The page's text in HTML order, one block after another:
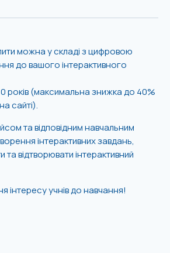
можна у складі з цифровою
до вашого інтерактивного
років (максимальна знижка до 40%
сайті).
та відповідним навчальним
інтерактивних завдань,
відтворювати інтерактивний
інтересу учнів до навчання!